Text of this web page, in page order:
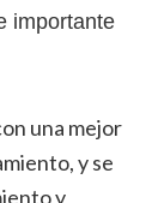
importante
una mejor
y se
y